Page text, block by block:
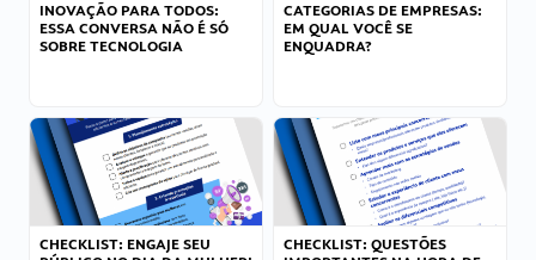
INOVAÇÃO PARA TODOS:
ESSA CONVERSA NÃO É SÓ
SOBRE TECNOLOGIA
CATEGORIAS DE EMPRESAS:
EM QUAL VOCÊ SE
ENQUADRA?
CHECKLIST: ENGAJE SEU
CHECKLIST: QUESTÕES